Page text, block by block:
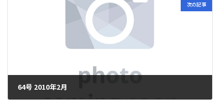
次の記事
64号 2010年2月